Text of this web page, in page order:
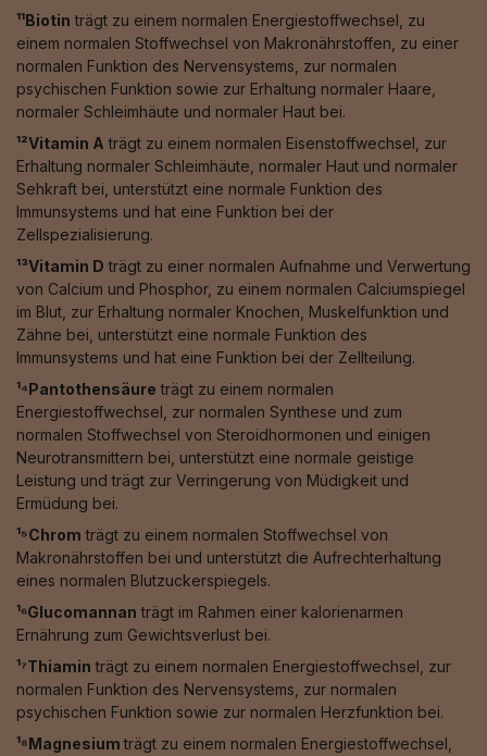
¹¹Biotin trägt zu einem normalen Energiestoffwechsel, zu
einem normalen Stoffwechsel von Makronährstoffen, zu einer
normalen Funktion des Nervensystems, zur normalen
psychischen Funktion sowie zur Erhaltung normaler Haare,
normaler Schleimhäute und normaler Haut bei.
¹²Vitamin A trägt zu einem normalen Eisenstoffwechsel, zur
Erhaltung normaler Schleimhäute, normaler Haut und normaler
Sehkraft bei, unterstützt eine normale Funktion des
Immunsystems und hat eine Funktion bei der
Zellspezialisierung.
¹³Vitamin D trägt zu einer normalen Aufnahme und Verwertung
von Calcium und Phosphor, zu einem normalen Calciumspiegel
im Blut, zur Erhaltung normaler Knochen, Muskelfunktion und
Zähne bei, unterstützt eine normale Funktion des
Immunsystems und hat eine Funktion bei der Zellteilung.
¹⁴Pantothensäure trägt zu einem normalen
Energiestoffwechsel, zur normalen Synthese und zum
normalen Stoffwechsel von Steroidhormonen und einigen
Neurotransmittern bei, unterstützt eine normale geistige
Leistung und trägt zur Verringerung von Müdigkeit und
Ermüdung bei.
¹⁵Chrom trägt zu einem normalen Stoffwechsel von
Makronährstoffen bei und unterstützt die Aufrechterhaltung
eines normalen Blutzuckerspiegels.
¹⁶Glucomannan trägt im Rahmen einer kalorienarmen
Ernährung zum Gewichtsverlust bei.
¹⁷Thiamin trägt zu einem normalen Energiestoffwechsel, zur
normalen Funktion des Nervensystems, zur normalen
psychischen Funktion sowie zur normalen Herzfunktion bei.
¹⁸Magnesiumträgt zu einem normalen Energiestoffwechsel,